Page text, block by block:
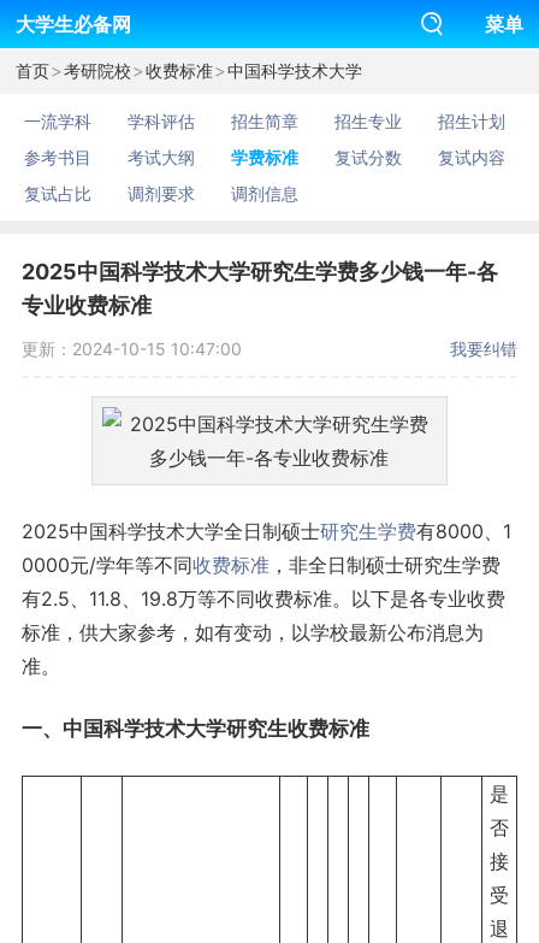
大学生必备网 菜单
首页>考研院校>收费标准>中国科学技术大学
一流学科 学科评估 招生简章 招生专业
招生计划
参考书目
考试大纲 学费标准 复试分数
复试内容
复试占比
调剂要求 调剂信息
2025中国科学技术大学研究生学费多少钱一年-各
专业收费标准
更新：2024-10-15 10:47:00 我要纠错
2025中国科学技术大学全日制硕士研究生学费有8000、1
0000元/学年等不同收费标准，非全日制硕士研究生学费
有2.5、11.8、19.8万等不同收费标准。以下是各专业收费
标准，供大家参考，如有变动，以学校最新公布消息为
准。
一、中国科学技术大学研究生收费标准
是
否
接
受
退